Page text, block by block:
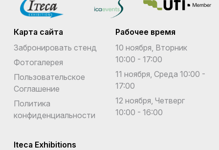
Карта сайта
Забронировать стенд
Фотогалерея
Пользовательское
Соглашение
Политика
конфиденциальности
Рабочее время
10 ноября, Вторник
10:00 - 17:00
11 ноября, Среда 10:00 -
17:00
12 ноября, Четверг
10:00 - 16:00
Iteca Exhibitions